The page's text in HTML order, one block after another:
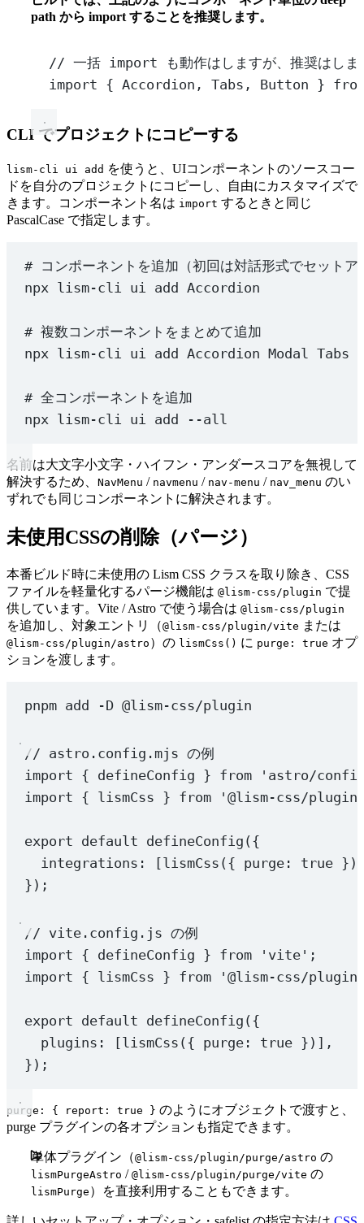
path から import することを推奨します。
// 一括 import も動作はしますが、推奨はしま
import { Accordion, Tabs, Button }
CLI でプロジェクトにコピーする
lism-cli ui add を使うと、UIコンポーネントのソースコー
ドを自分のプロジェクトにコピーし、自由にカスタマイズで
きます。コンポーネント名は import するときと同じ
PascalCase で指定します。
# コンポーネントを追加（初回は対話形式でセットア
npx lism-cli ui add Accordion
# 複数コンポーネントをまとめて追加
npx lism-cli ui add Accordion Modal Tabs
# 全コンポーネントを追加
npx lism-cli ui add --all
名前は大文字小文字・ハイフン・アンダースコアを無視して
解決するため、 NavMenu / navmenu / nav-menu / nav_menu のい
ずれでも同じコンポーネントに解決されます。
未使用CSSの削除（パージ）
本番ビルド時に未使用の Lism CSS クラスを取り除き、CSS
ファイルを軽量化するパージ機能は @lism-css/plugin で提
供しています。Vite / Astro で使う場合は @lism-css/plugin
を追加し、対象エントリ（@lism-css/plugin/vite または
@lism-css/plugin/astro ）の lismCss() に purge: true オプ
ションを渡します。
pnpm add -D @lism-css/plugin
// astro.config.mjs の例
import { defineConfig } from
'astro/
import { lismCss } from '@lism-css/
export default defineConfig ({
integrations: [lismCss ({ purge: true
});
// vite.config.js の例
import { defineConfig } from 'vite' ;
import { lismCss } from '@lism-css/
export default defineConfig ({
plugins: [lismCss ({ purge: true })],
});
purge: { report: true } のようにオブジェクトで渡すと、
purge プラグインの各オプションも指定できます。
単体プラグイン（@lism-css/plugin/purge/astro の
lismPurgeAstro / @lism-css/plugin/purge/vite の
lismPurge ）を直接利用することもできます。